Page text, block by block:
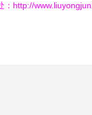
：http://